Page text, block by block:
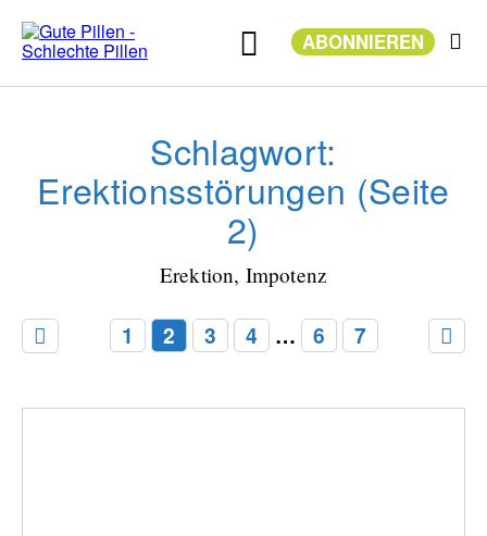
Inhalt
springen ABONNIEREN
Schlagwort:
Erektionsstörungen (Seite
2)
Erektion, Impotenz
1 2 3 4 … 6 7